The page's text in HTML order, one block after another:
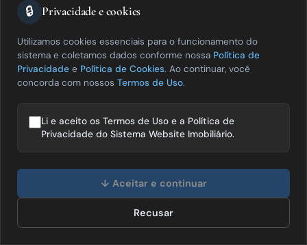
investem em presença digital e a janela de
que domina o conteúdo digital de 2 ou 3
bairros específicos — com páginas dedicadas,
Google — tem vantagem real sobre qualquer
concorrente sem essa estrutura.
Elementos técnicos de SEO que precisam
🔒 Privacidade e cookies
Utilizamos cookies essenciais para o funcionamento do
sistema e coletamos dados conforme nossa Política de
Privacidade e Política de Cookies. Ao continuar, você
concorda com nossos Termos de Uso.
Li e aceito os Termos de Uso e a Política de
Privacidade do Sistema Website Imobiliário.
↓ Aceitar e continuar
Recusar
imóveis? 😊